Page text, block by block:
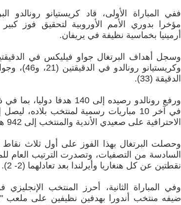
ففي المباراة الأولى، قاد كريستيانو رونالدو
مؤخرا بدوري الأمم الأوروبية لتحقيق فوز
أرمينيا بخماسية نظيفة في يريفان.
وكريستيانو
الدقيقة (33).
في آخر 10 مباريات رسمية لمنتخب بلاده،
الاحترافية على صعيدي الأندية والمنتخب إلى 942 هدفا.
وحصلت البرتغال بهذا الفوز على أول ثلاث
السادسة من التصفيات، وتصدرت الترتيب العام
نقطتين عن كل هنغاريا وأيرلندا بعد تعادلهما (2- 2).
وفي المباراة الثانية، أحرز المنتخب الإنجليزي
ضيفه منتخب أندورا بهدفين نظيفين على ملعب